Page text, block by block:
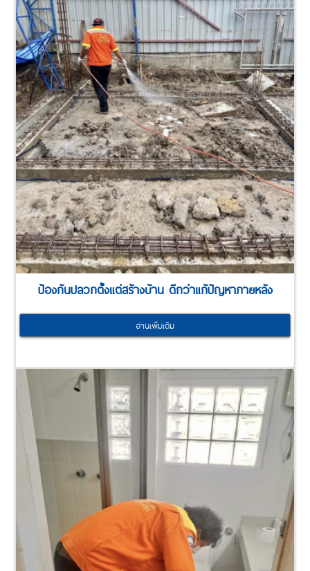
ป้องกันปลวกตั้งแต่สร้างบ้าน ดีกว่าแก้ปัญหาภายหลัง
อ่านเพิ่มเติม